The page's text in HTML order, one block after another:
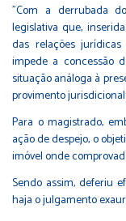
"Com a derrubada
legislativa que,
das relações jurídicas
impede a concessão
situação análoga à
provimento
Para o magistrado,
ação de despejo, o
imóvel onde
Sendo assim, deferiu
haja o julgamento